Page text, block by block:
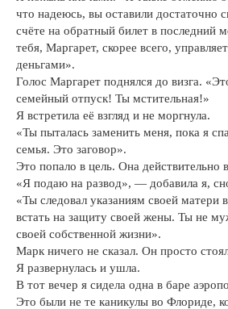
что надеюсь, вы оставили достаточно
счёте на обратный билет в последний
тебя, Маргарет, скорее всего,
деньгами».
Голос Маргарет поднялся до визга.
семейный отпуск! Ты мстительная!»
Я встретила её взгляд и не моргнула.
«Ты пыталась заменить меня, пока я
семья. Это заговор».
Это попало в цель. Она действительно
«Я подаю на развод», — добавила я,
«Ты следовал указаниям своей матери
встать на защиту своей жены. Ты не
своей собственной жизни».
Марк ничего не сказал. Он просто
Я развернулась и ушла.
В тот вечер я сидела одна в баре
Это были не те каникулы во Флориде,